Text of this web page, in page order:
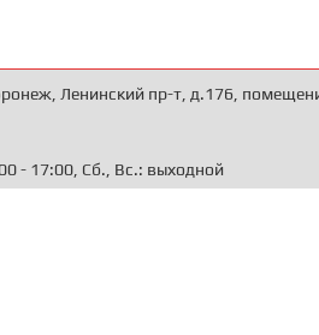
Ленинский пр-т, д.176,
- 17:00, Сб., Вс.: выходной